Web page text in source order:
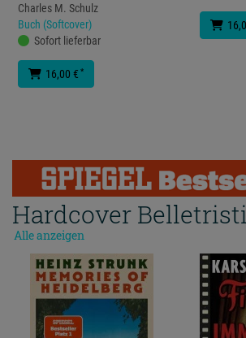
Charles M. Schulz
Buch (Softcover)
Sofort lieferbar
16,00 € *
Hardcover
Alle anzeigen